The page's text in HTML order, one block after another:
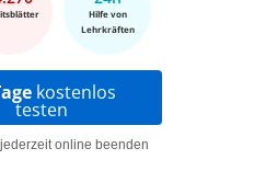
Hilfe von
Lehrkräften
kostenlos
testen
online beenden